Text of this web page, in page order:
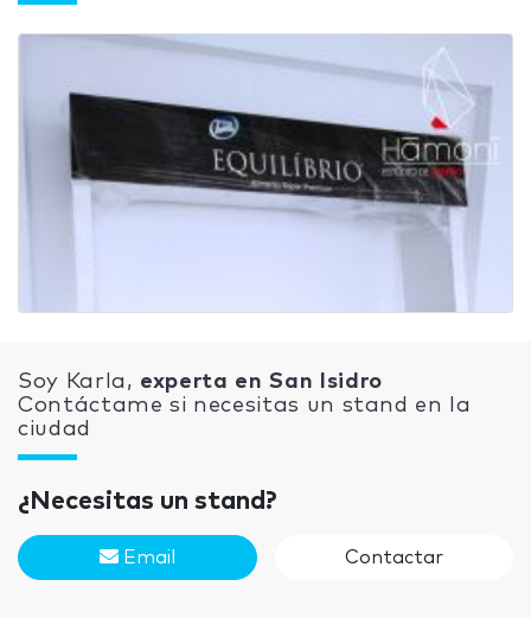
Soy Karla, experta en San Isidro
Contáctame si necesitas un stand en la
ciudad
¿Necesitas un stand?
Email Contactar